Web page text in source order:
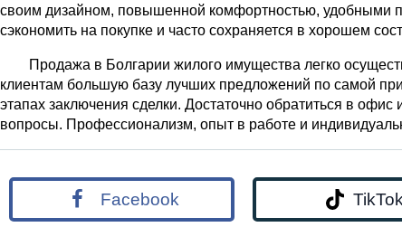
своим дизайном, повышенной комфортностью, удобными
сэкономить на покупке и часто сохраняется в хорошем
Продажа в Болгарии жилого имущества легко
клиентам большую базу лучших предложений по самой
этапах заключения сделки. Достаточно обратиться в
вопросы. Профессионализм, опыт в работе и
Facebook TikTok